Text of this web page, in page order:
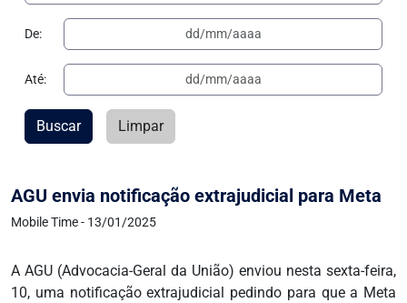
AGU envia notificação extrajudicial para Meta
Mobile Time - 13/01/2025
A AGU (Advocacia-Geral da União) enviou nesta sexta-feira,
10, uma notificação extrajudicial pedindo para que a Meta
De:
Até:
Buscar Limpar